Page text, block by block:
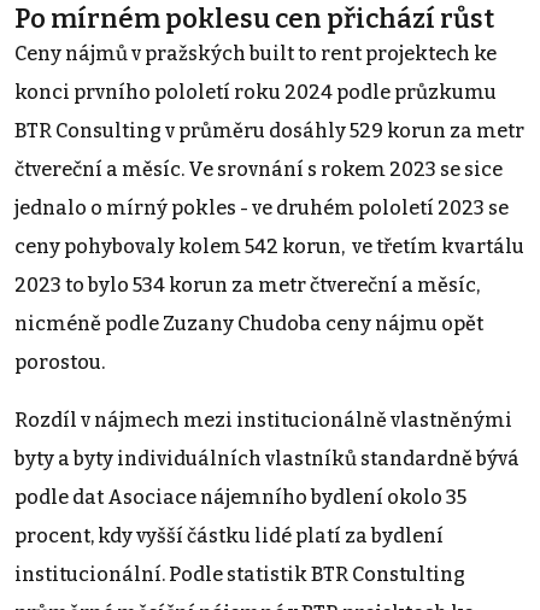
Po mírném poklesu cen přichází růst
Ceny nájmů v pražských built to rent projektech ke
konci prvního pololetí roku 2024 podle průzkumu
BTR Consulting v průměru dosáhly 529 korun za metr
čtvereční a měsíc. Ve srovnání s rokem 2023 se sice
jednalo o mírný pokles - ve druhém pololetí 2023 se
ceny pohybovaly kolem 542 korun, ve třetím kvartálu
2023 to bylo 534 korun za metr čtvereční a měsíc,
nicméně podle Zuzany Chudoba ceny nájmu opět
porostou.
Rozdíl v nájmech mezi institucionálně vlastněnými
byty a byty individuálních vlastníků standardně bývá
podle dat Asociace nájemního bydlení okolo 35
procent, kdy vyšší částku lidé platí za bydlení
institucionální. Podle statistik BTR Constulting